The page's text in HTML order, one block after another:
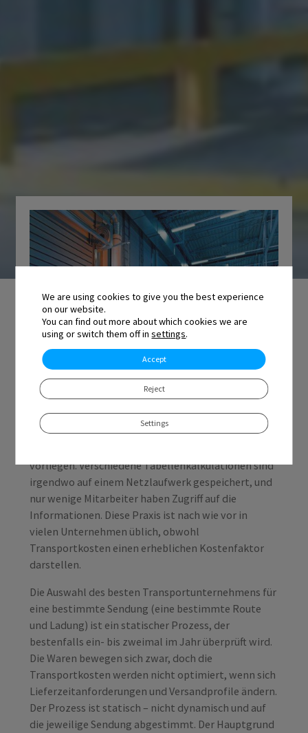
Transportverträge sind oft unübersichtlich und
schwer vergleichbar, da Preis- und
vorliegen. Verschiedene Tabellenkalkulationen sind
irgendwo auf einem Netzlaufwerk gespeichert, und
nur wenige Mitarbeiter haben Zugriff auf die
Informationen. Diese Praxis ist nach wie vor in
vielen Unternehmen üblich, obwohl
Transportkosten einen erheblichen Kostenfaktor
darstellen.
Die Auswahl des besten Transportunternehmens für
eine bestimmte Sendung (eine bestimmte Route
und Ladung) ist ein statischer Prozess, der
bestenfalls ein- bis zweimal im Jahr überprüft wird.
Die Waren bewegen sich zwar, doch die
Transportkosten werden nicht optimiert, wenn sich
Lieferzeitanforderungen und Versandprofile ändern.
Der Prozess ist statisch – nicht dynamisch und auf
die jeweilige Sendung abgestimmt. Der Hauptgrund
We are using cookies to give you the best experience
on our website.
You can find out more about which cookies we are
using or switch them off insettings.
Accept
Reject
Settings